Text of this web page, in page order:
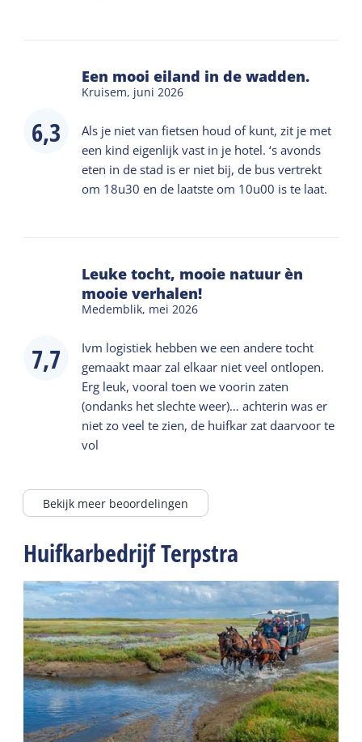
6,3
Een mooi eiland in de wadden.
Kruisem, juni 2026
Als je niet van fietsen houd of kunt, zit je met
een kind eigenlijk vast in je hotel. ‘s avonds
eten in de stad is er niet bij, de bus vertrekt
om 18u30 en de laatste om 10u00 is te laat.
7,7
Leuke tocht, mooie natuur èn
mooie verhalen!
Medemblik, mei 2026
Ivm logistiek hebben we een andere tocht
gemaakt maar zal elkaar niet veel ontlopen.
Erg leuk, vooral toen we voorin zaten
(ondanks het slechte weer)… achterin was er
niet zo veel te zien, de huifkar zat daarvoor te
vol
Bekijk meer beoordelingen
Huifkarbedrijf Terpstra